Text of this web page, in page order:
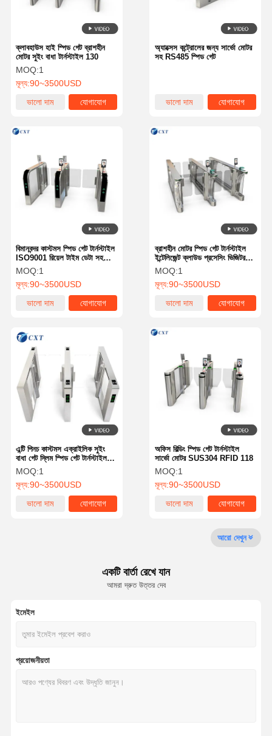
পণ্য কারখানা পরিদর্শন
গুণমান নিয়ন্ত্রণ
আমাদের সাথে
যোগাযোগ
খবর মামলা
সম্পূর্ণ উচ্চতার টার্নস্টাইল
অ্যাক্সেস কন্ট্রোলের জন্য সার্ভো মোটর
সহ RS485 স্পিড গেট
ভালো দাম যোগাযোগ
ক্লাবহাউস হাই স্পিড গেট ব্রাশহীন
মোটর সুইং বাধা টার্নস্টাইল 130
MOQ:1
মূল্য:90~3500USD
ভালো দাম
যোগাযোগ
ব্রাশহীন মোটর স্পিড গেট টার্নস্টাইল
ইন্টেলিজেন্ট ক্লাউড প্রসেসিং ভিজিটর
AB ডোর ast3
MOQ:1
মূল্য:90~3500USD
ভালো দাম
যোগাযোগ
বিমানবন্দর কাস্টমস স্পিড গেট টার্নস্টাইল
ISO9001 রিয়েল টাইম ডেটা সহ
115
MOQ:1
মূল্য:90~3500USD
ভালো দাম
যোগাযোগ
অফিস বিল্ডিং স্পিড গেট টার্নস্টাইল
সার্ভো মোটর SUS304 RFID 118
MOQ:1
মূল্য:90~3500USD
ভালো দাম
যোগাযোগ
এন্টি পিনচ কাস্টমস এক্রাইলিক সুইং
বাধা গেট স্লিম স্পিড গেট টার্নস্টাইল
119
MOQ:1
মূল্য:90~3500USD
ভালো দাম
যোগাযোগ
আরো দেখুন
একটি বার্তা রেখে যান
আমরা দ্রুত উত্তর দেব
ইমেইল
প্রয়োজনীয়তা